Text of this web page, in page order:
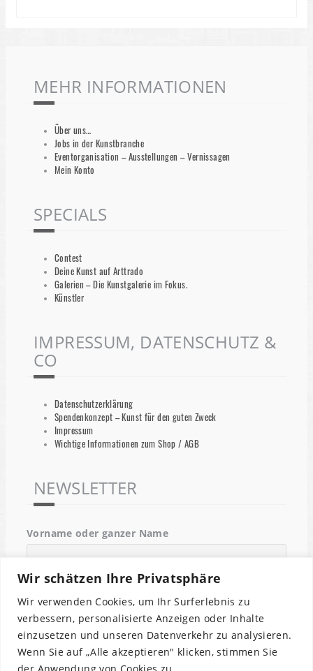
Wir schätzen Ihre Privatsphäre
Wir verwenden Cookies, um Ihr Surferlebnis zu
verbessern, personalisierte Anzeigen oder Inhalte
einzusetzen und unseren Datenverkehr zu analysieren.
Wenn Sie auf „Alle akzeptieren" klicken, stimmen Sie
der Anwendung von Cookies zu.
MEHR INFORMATIONEN
Über uns…
Jobs in der Kunstbranche
Eventorganisation – Ausstellungen – Vernissagen
Mein Konto
SPECIALS
Contest
Deine Kunst auf Arttrado
Galerien – Die Kunstgalerie im Fokus.
Künstler
IMPRESSUM, DATENSCHUTZ &
CO
Datenschutzerklärung
Spendenkonzept – Kunst für den guten Zweck
Impressum
Wichtige Informationen zum Shop / AGB
NEWSLETTER
Vorname oder ganzer Name
Email
Indem Du fortfährst, akzeptierst Du unsere
Datenschutzerklärung.